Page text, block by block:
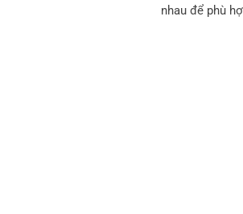
nhau để phù